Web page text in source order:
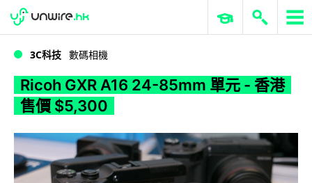
WWDC 2026 ERP 與商業 AI
3C科技 數碼相機
Ricoh GXR A16 24-85mm 單元 - 香港
售價 $5,300